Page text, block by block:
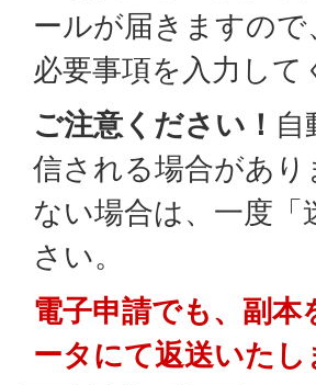
ールが届きますの
必要事項を入力して
ご注意ください！ 自
信される場合があ
ない場合は、一度
さい。
電子申請でも、副
ータにて返送いた